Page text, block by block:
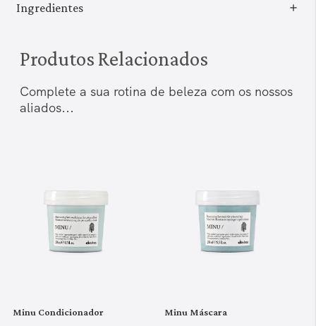
Ingredientes
Produtos Relacionados
Complete a sua rotina de beleza com os nossos
aliados...
Minu Condicionador Minu Máscara